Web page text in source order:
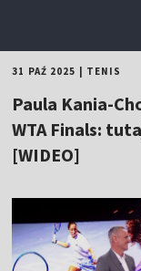
31 PAŹ 2025 TENIS
Paula Kania-
WTA Finals:
[WIDEO]